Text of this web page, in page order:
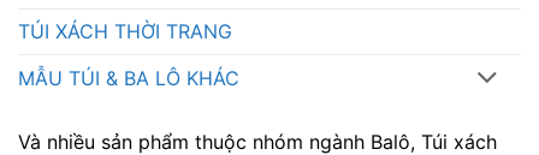
TÚI XÁCH THỜI TRANG
MẪU TÚI & BA LÔ KHÁC
Và nhiều sản phẩm thuộc nhóm ngành Balô, Túi xách